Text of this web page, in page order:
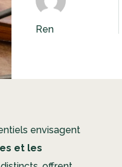
Ren
envisagent
et les